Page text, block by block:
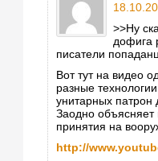
>>Ну
дофига
писатели
Вот тут на видео
разные
унитарных патрон
Заодно объясняет
принятия на
http://